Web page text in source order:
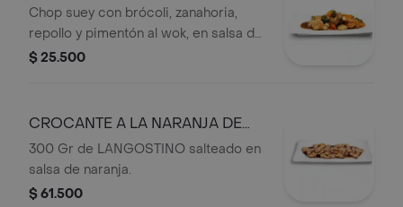
Chop suey con brócoli, zanahoria,
repollo y pimentón al wok, en salsa de
ostras,
$ 25.500
CROCANTE A LA NARANJA DE
LANGOSTINOS
300 Gr de LANGOSTINO salteado en
salsa de naranja.
$ 61.500